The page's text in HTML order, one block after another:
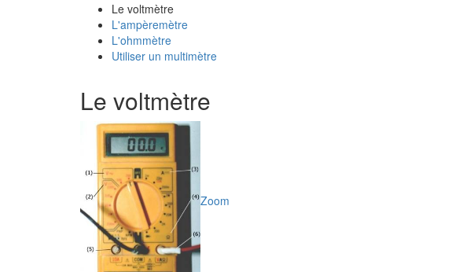
Le voltmètre
L'ampèremètre
L'ohmmètre
Utiliser un multimètre
Le voltmètre
Zoom